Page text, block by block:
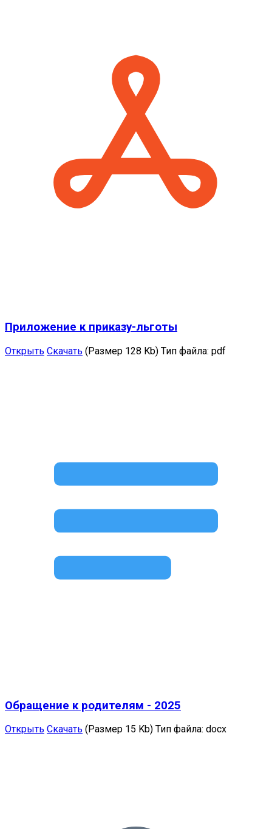
Приложение к приказу-льготы
Открыть Скачать (Размер 128 Kb) Тип файла: pdf
Обращение к родителям - 2025
Открыть Скачать (Размер 15 Kb) Тип файла: docx